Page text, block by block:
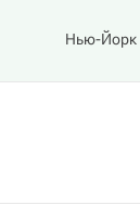
Нью-Йорк